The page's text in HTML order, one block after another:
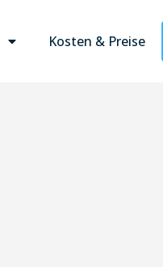
Kosten & Preise